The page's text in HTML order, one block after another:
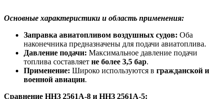
Основные характеристики и область применения:
Заправка авиатопливом воздушных судов: Оба
наконечника предназначены для подачи авиатоплива.
Давление подачи: Максимальное давление подачи
топлива составляет не более 3,5 бар.
Применение: Широко используются в гражданской и
военной авиации.
Сравнение ННЗ 2561А-8 и ННЗ 2561А-5: